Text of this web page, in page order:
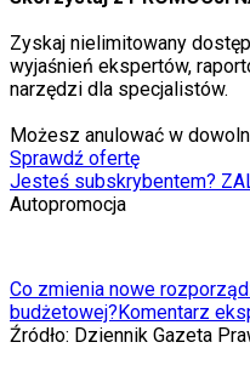
Zyskaj nielimitowany
wyjaśnień ekspertów,
narzędzi dla specjalistów.
Możesz anulować w
Sprawdź ofertę
Jesteś subskrybentem?
Autopromocja
Co zmienia nowe
budżetowej?Komentarz
Źródło: Dziennik Gazeta